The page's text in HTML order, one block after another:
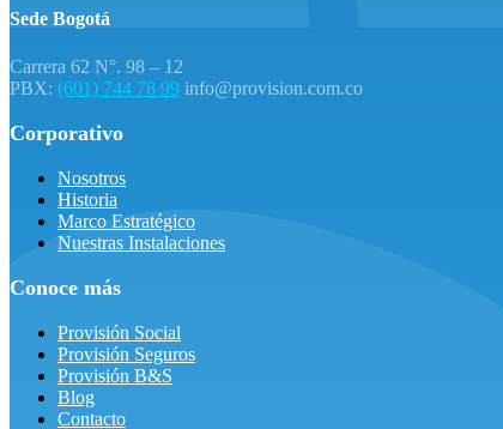
Sede Bogotá
Carrera 62 N°. 98 – 12
PBX: (601) 744 78 99 info@provision.com.co
Corporativo
Nosotros
Historia
Marco Estratégico
Nuestras Instalaciones
Conoce más
Provisión Social
Provisión Seguros
Provisión B&S
Blog
Contacto